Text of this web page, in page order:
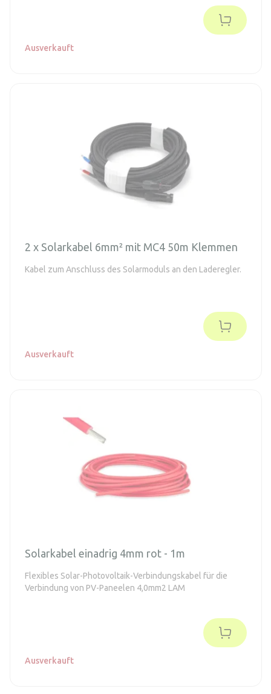
Ausverkauft
2 x Solarkabel 6mm² mit MC4 50m Klemmen
Kabel zum Anschluss des Solarmoduls an den Laderegler.
Ausverkauft
Solarkabel einadrig 4mm rot - 1m
Flexibles Solar-Photovoltaik-Verbindungskabel für die
Verbindung von PV-Paneelen 4,0mm2 LAM
Ausverkauft